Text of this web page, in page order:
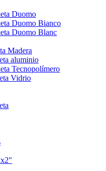
Duomo
Duomo Bianco
Duomo Blanc
Madera
aluminio
Tecnopolímero
Vidrio